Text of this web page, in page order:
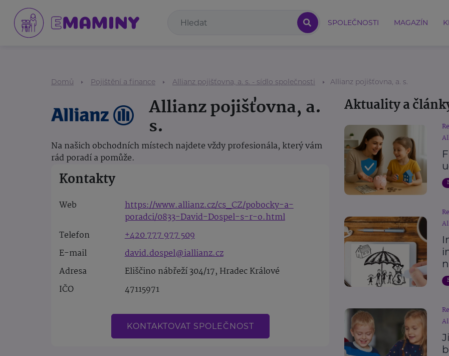
SPOLEČNOSTI MAGAZÍN
Domů Pojištění a finance Allianz pojišťovna, a. s. - sídlo společnosti Allianz pojišťovna, a. s.
Allianz pojišťovna, a.
s.
Na našich obchodních místech najdete vždy profesionála, který vám
rád poradí a pomůže.
Kontakty
Web
https://www.allianz.cz/cs_CZ/pobocky-a-
poradci/0833-David-Dospel-s-r-o.html
Telefon
+420 777 977 509
E-mail
david.dospel@iallianz.cz
Adresa
Eliščino nábřeží 304/17, Hradec Králové
IČO
47115971
KONTAKTOVAT SPOLEČNOST
Aktuality a